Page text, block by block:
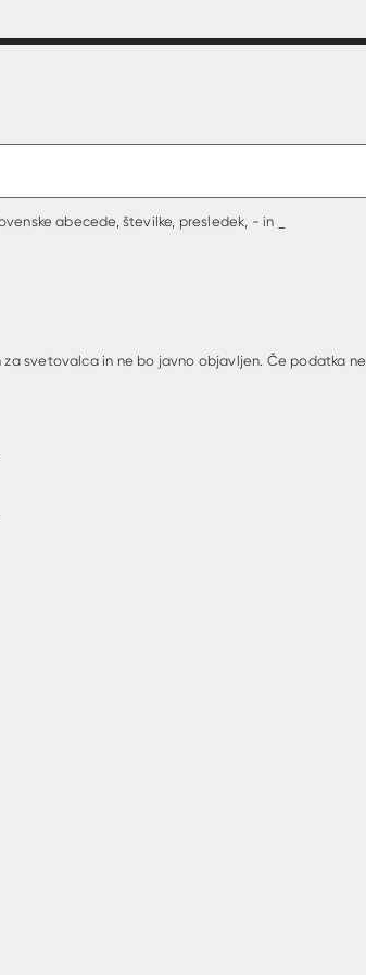
abecede, številke, presledek, - in _
svetovalca in ne bo javno objavljen. Če podatka ne